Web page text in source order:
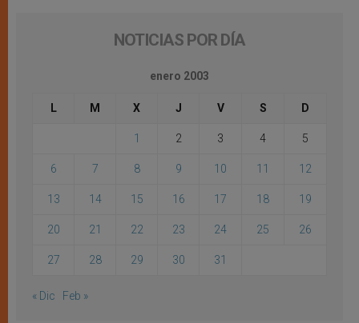
NOTICIAS POR DÍA
enero 2003
L M X J V S D
1 2 3 4 5
6 7 8 9 10 11 12
13 14 15 16 17 18 19
20 21 22 23 24 25 26
27 28 29 30 31
« Dic Feb »